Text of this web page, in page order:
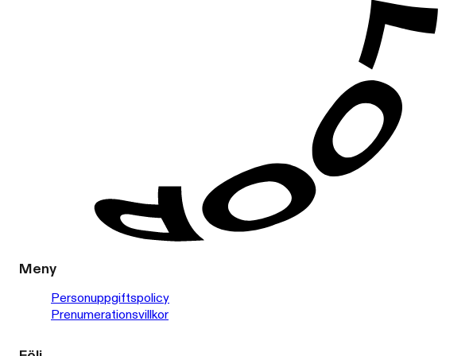
Meny
Personuppgiftspolicy
Prenumerationsvillkor